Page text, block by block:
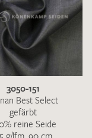
3050-151
Best Select
gefärbt
reine Seide
g/lfm, 90 cm